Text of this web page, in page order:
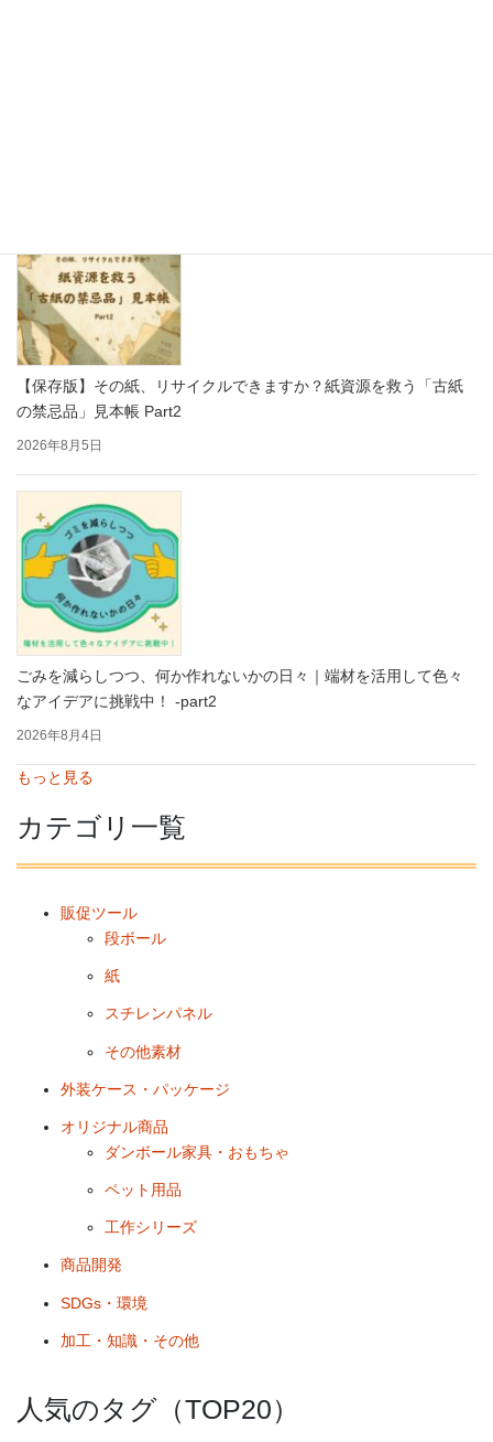
【保存版】その紙、リサイクルできますか？紙資源を救う「古紙
の禁忌品」見本帳 Part2
2026年8月5日
ごみを減らしつつ、何か作れないかの日々｜端材を活用して色々
なアイデアに挑戦中！ -part2
2026年8月4日
もっと見る
カテゴリ一覧
販促ツール
段ボール
紙
スチレンパネル
その他素材
外装ケース・パッケージ
オリジナル商品
ダンボール家具・おもちゃ
ペット用品
工作シリーズ
商品開発
SDGs・環境
加工・知識・その他
人気のタグ（TOP20）